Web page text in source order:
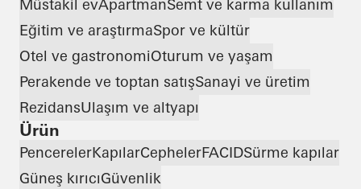
Müstakil evApartmanSemt ve karma kullanım
Eğitim ve araştırmaSpor ve kültür
Otel ve gastronomiOturum ve yaşam
Perakende ve toptan satışSanayi ve üretim
RezidansUlaşım ve altyapı
Ürün
PencerelerKapılarCephelerFACIDSürme kapılar
Güneş kırıcıGüvenlik